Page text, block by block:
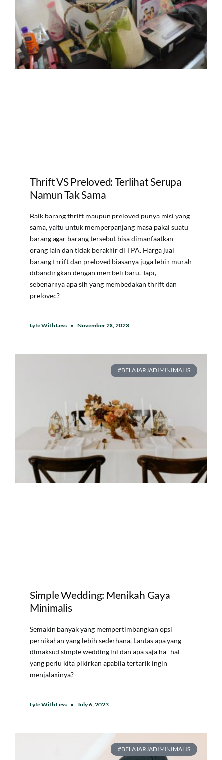
Thrift VS Preloved: Terlihat Serupa
Namun Tak Sama
Baik barang thrift maupun preloved punya misi yang
sama, yaitu untuk memperpanjang masa pakai suatu
barang agar barang tersebut bisa dimanfaatkan
orang lain dan tidak berakhir di TPA. Harga jual
barang thrift dan preloved biasanya juga lebih murah
dibandingkan dengan membeli baru. Tapi,
sebenarnya apa sih yang membedakan thrift dan
preloved?
Lyfe With Less November 28, 2023
#BELAJARJADIMINIMALIS
Simple Wedding: Menikah Gaya
Minimalis
Semakin banyak yang mempertimbangkan opsi
pernikahan yang lebih sederhana. Lantas apa yang
dimaksud simple wedding ini dan apa saja hal-hal
yang perlu kita pikirkan apabila tertarik ingin
menjalaninya?
Lyfe With Less July 6, 2023
#BELAJARJADIMINIMALIS